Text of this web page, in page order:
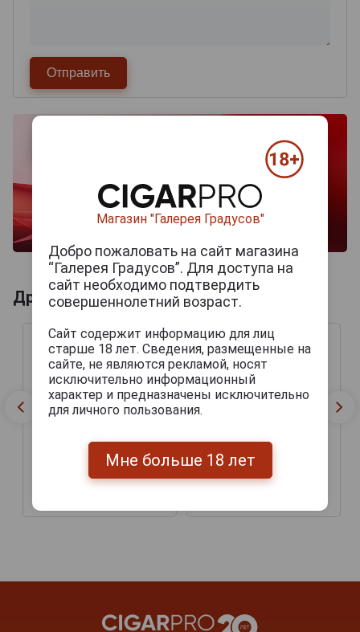
Другие продукты бренда OLIVA
Сигары Oliva Serie V
Belicoso
Сигары Oliva Serie V
Melanio Double Toro
Магазин "Галерея Градусов"
Добро пожаловать на сайт магазина
“Галерея Градусов”. Для доступа на
сайт необходимо подтвердить
совершеннолетний возраст.
Сайт содержит информацию для лиц
старше 18 лет. Сведения, размещенные на
сайте, не являются рекламой, носят
исключительно информационный
характер и предназначены исключительно
для личного пользования.
Мне больше 18 лет